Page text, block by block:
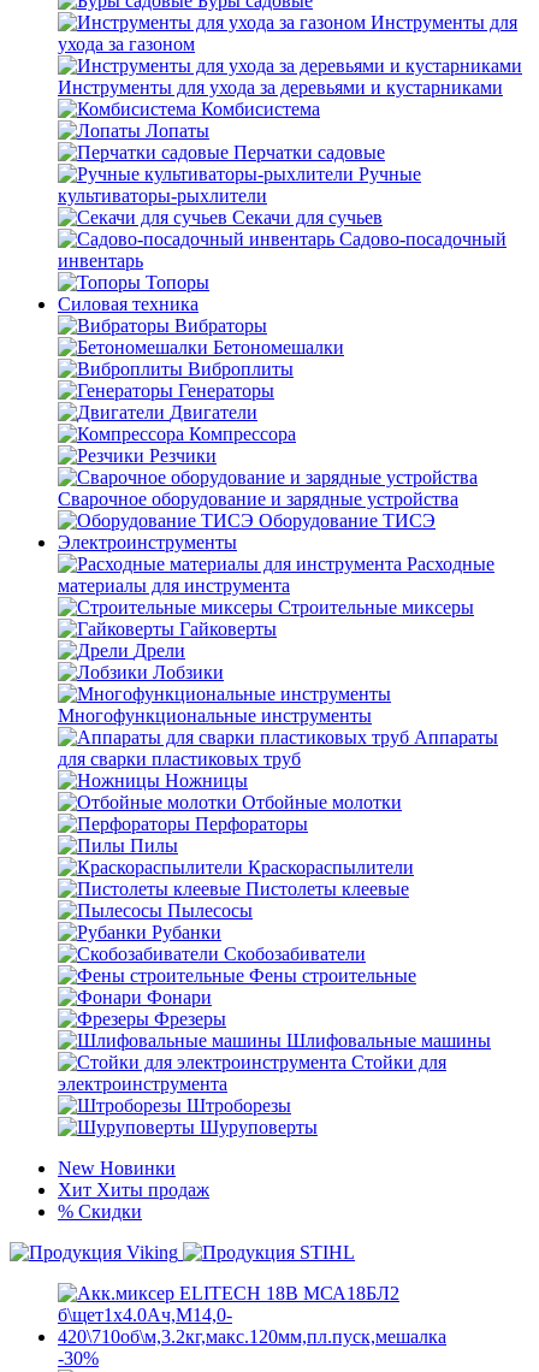
Инструменты для
ухода за газоном
Инструменты для ухода за деревьями и кустарниками
Комбисистема
Лопаты
Перчатки садовые
Ручные
культиваторы-рыхлители
Секачи для сучьев
Садово-посадочный
инвентарь
Топоры
Силовая техника
Вибраторы
Бетономешалки
Виброплиты
Генераторы
Двигатели
Компрессора
Резчики
Сварочное оборудование и зарядные устройства
Оборудование ТИСЭ
Электроинструменты
Расходные
материалы для инструмента
Строительные миксеры
Гайковерты
Дрели
Лобзики
Многофункциональные инструменты
Аппараты
для сварки пластиковых труб
Ножницы
Отбойные молотки
Перфораторы
Пилы
Краскораспылители
Пистолеты клеевые
Пылесосы
Рубанки
Скобозабиватели
Фены строительные
Фонари
Фрезеры
Шлифовальные машины
Стойки для
электроинструмента
Штроборезы
Шуруповерты
New Новинки
Хит Хиты продаж
% Скидки
-30%